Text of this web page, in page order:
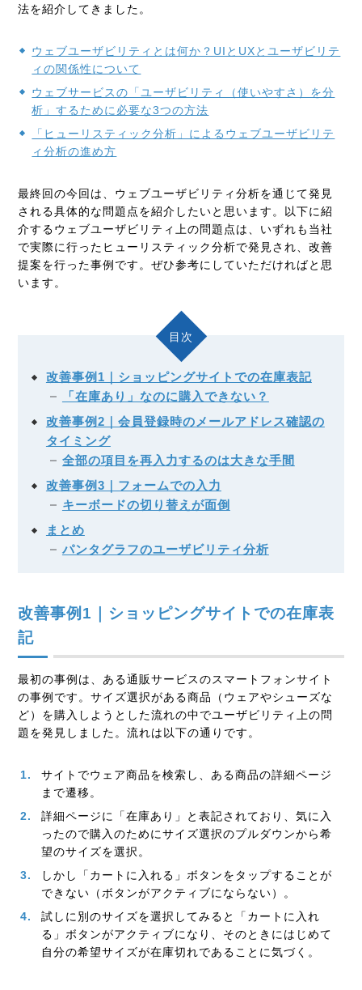
法を紹介してきました。
ウェブユーザビリティとは何か？UIとUXとユーザビリテ
ィの関係性について
ウェブサービスの「ユーザビリティ（使いやすさ）を分
析」するために必要な3つの方法
「ヒューリスティック分析」によるウェブユーザビリテ
ィ分析の進め方
最終回の今回は、ウェブユーザビリティ分析を通じて発見
される具体的な問題点を紹介したいと思います。以下に紹
介するウェブユーザビリティ上の問題点は、いずれも当社
で実際に行ったヒューリスティック分析で発見され、改善
提案を行った事例です。ぜひ参考にしていただければと思
います。
目次
改善事例1｜ショッピングサイトでの在庫表記
「在庫あり」なのに購入できない？
改善事例2｜会員登録時のメールアドレス確認の
タイミング
全部の項目を再入力するのは大きな手間
改善事例3｜フォームでの入力
キーボードの切り替えが面倒
まとめ
パンタグラフのユーザビリティ分析
改善事例1｜ショッピングサイトでの在庫表
記
最初の事例は、ある通販サービスのスマートフォンサイト
の事例です。サイズ選択がある商品（ウェアやシューズな
ど）を購入しようとした流れの中でユーザビリティ上の問
題を発見しました。流れは以下の通りです。
サイトでウェア商品を検索し、ある商品の詳細ページ
まで遷移。
詳細ページに「在庫あり」と表記されており、気に入
ったので購入のためにサイズ選択のプルダウンから希
望のサイズを選択。
しかし「カートに入れる」ボタンをタップすることが
できない（ボタンがアクティブにならない）。
試しに別のサイズを選択してみると「カートに入れ
る」ボタンがアクティブになり、そのときにはじめて
自分の希望サイズが在庫切れであることに気づく。